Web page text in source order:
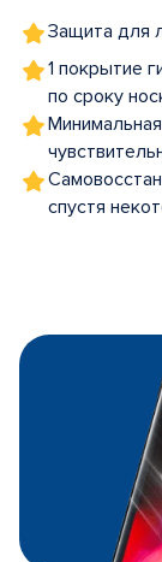
Защита для
1 покрытие
по сроку
спустя